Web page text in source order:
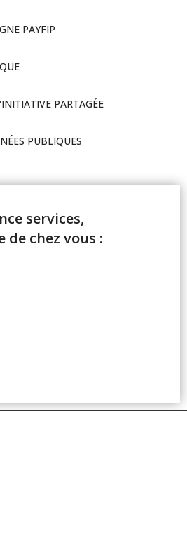
PAYFIP
PARTAGÉE
PUBLIQUES
services,
de chez vous :